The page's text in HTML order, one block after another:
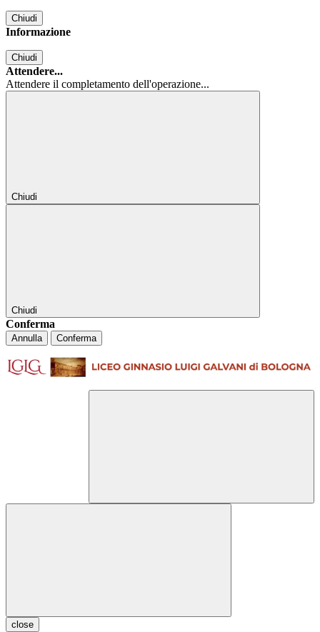
Chiudi
Informazione
Chiudi
Attendere...
Attendere il completamento dell'operazione...
Chiudi
Chiudi
Conferma
Annulla Conferma
close